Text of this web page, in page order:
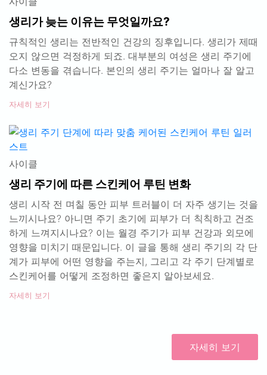
생리가 늦는 이유는 무엇일까요?
규칙적인 생리는 전반적인 건강의 징후입니다. 생리가 제때
오지 않으면 걱정하게 되죠. 대부분의 여성은 생리 주기에
다소 변동을 겪습니다. 본인의 생리 주기는 얼마나 잘 알고
계신가요?
자세히 보기
사이클
생리 주기에 따른 스킨케어 루틴 변화
생리 시작 전 며칠 동안 피부 트러블이 더 자주 생기는 것을
느끼시나요? 아니면 주기 초기에 피부가 더 칙칙하고 건조
하게 느껴지시나요? 이는 월경 주기가 피부 건강과 외모에
영향을 미치기 때문입니다. 이 글을 통해 생리 주기의 각 단
계가 피부에 어떤 영향을 주는지, 그리고 각 주기 단계별로
스킨케어를 어떻게 조정하면 좋은지 알아보세요.
자세히 보기
자세히 보기